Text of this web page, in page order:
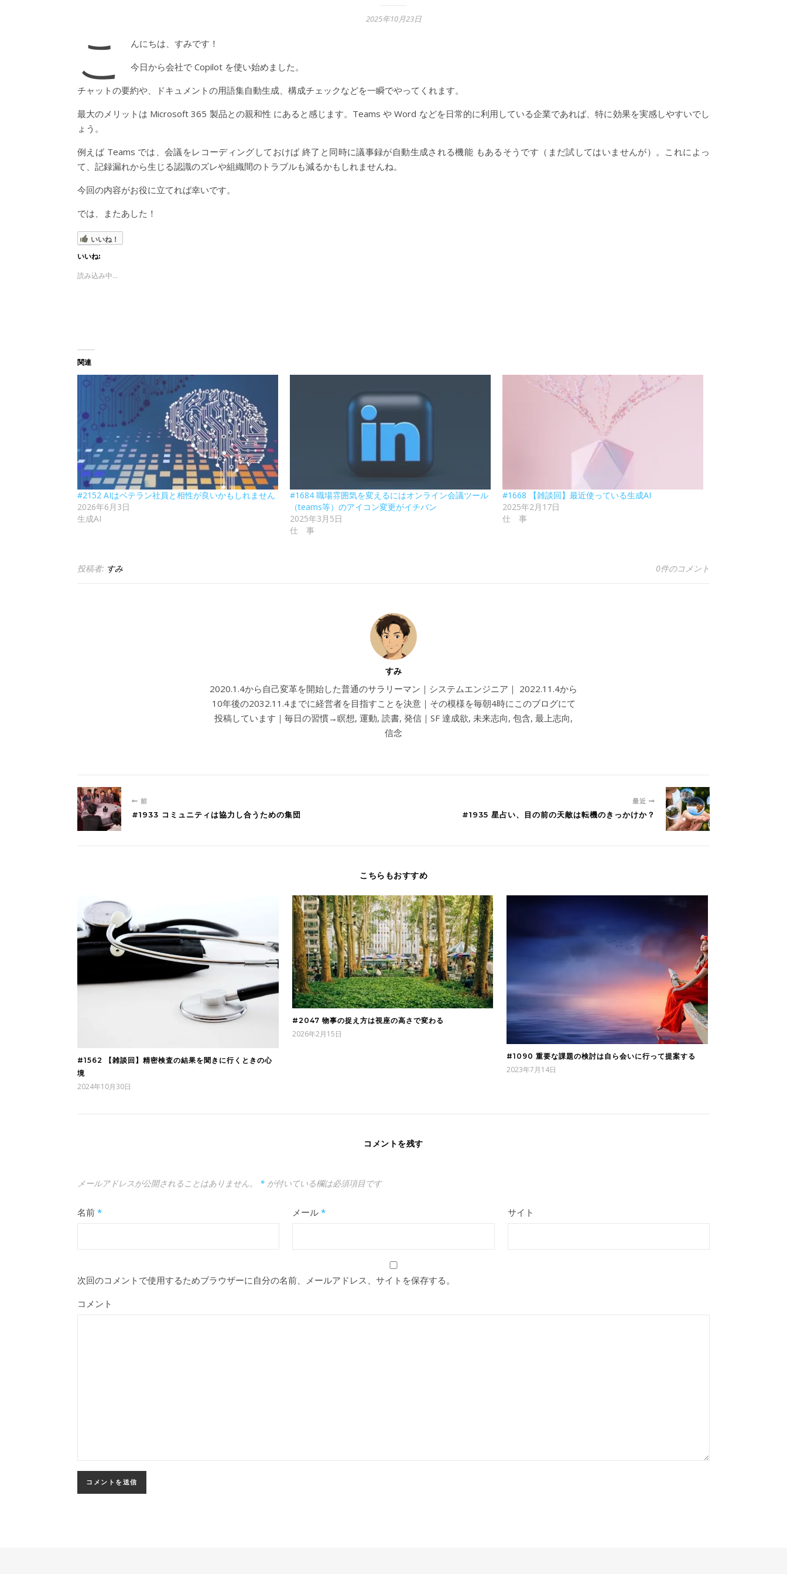
2025年10月23日
こ
んにちは、すみです！
今日から会社で Copilot を使い始めました。
チャットの要約や、ドキュメントの用語集自動生成、構成チェックなどを一瞬でやってくれます。
最大のメリットは Microsoft 365 製品との親和性 にあると感じます。Teams や Word などを日常的に利用している企業であれば、特に効果を実感しやすいでし
ょう。
例えば Teams では、会議をレコーディングしておけば 終了と同時に議事録が自動生成される機能 もあるそうです（まだ試してはいませんが）。これによっ
て、記録漏れから生じる認識のズレや組織間のトラブルも減るかもしれませんね。
今回の内容がお役に立てれば幸いです。
では、またあした！
いいね！
いいね:
読み込み中...
関連
#2152 AIはベテラン社員と相性が良いかもしれません
2026年6月3日
生成AI
#1684 職場雰囲気を変えるにはオンライン会議ツール
（teams等）のアイコン変更がイチバン
2025年3月5日
仕 事
#1668 【雑談回】最近使っている生成AI
2025年2月17日
仕 事
投稿者: すみ 0件のコメント
すみ
2020.1.4から自己変革を開始した普通のサラリーマン｜システムエンジニア｜ 2022.11.4から
10年後の2032.11.4までに経営者を目指すことを決意｜その模様を毎朝4時にこのブログにて
投稿しています｜毎日の習慣→瞑想, 運動, 読書, 発信｜SF 達成欲, 未来志向, 包含, 最上志向,
信念
前
#1933 コミュニティは協力し合うための集団
最近
#1935 星占い、目の前の天敵は転機のきっかけか？
こちらもおすすめ
#1562 【雑談回】精密検査の結果を聞きに行くときの心
境
2024年10月30日
#2047 物事の捉え方は視座の高さで変わる
2026年2月15日
#1090 重要な課題の検討は自ら会いに行って提案する
2023年7月14日
コメントを残す
メールアドレスが公開されることはありません。 * が付いている欄は必須項目です
名前 * メール* サイト
次回のコメントで使用するためブラウザーに自分の名前、メールアドレス、サイトを保存する。
コメント